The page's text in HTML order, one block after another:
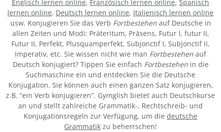
Englisch lernen online, Französisch lernen online, Spanisch
lernen online, Deutsch lernen online, Italienisch lernen online
usw. Konjugieren Sie das Verb Fortbestehenauf Deutsche in
allen Zeiten und Modi: Präteritum, Präsens, Futur I, futur II,
Futur II, Perfekt, Plusquamperfekt, Subjonctif I, Subjonctif II,
Imperativ, etc. Sie wissen nicht wie man Fortbestehen auf
Deutsch konjugiert? Tippen Sie einfach Fortbestehenin die
Suchmaschine ein und entdecken Sie die Deutsche
Konjugation. Sie können auch einen ganzen Satz konjugieren,
z.B. “ein Verb konjugieren”. Gymglish bietet auch Deutschkurse
an und stellt zahlreiche Grammatik-, Rechtschreib- und
Konjugationsregeln zur Verfügung, um die deutsche
Grammatik zu beherrschen!